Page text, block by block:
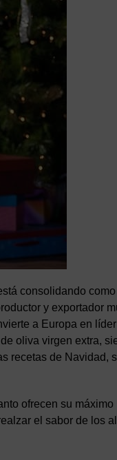
consolidando
y exportador
a Europa en
oliva virgen extra,
recetas de Navidad,
ofrecen su máximo
el sabor de los